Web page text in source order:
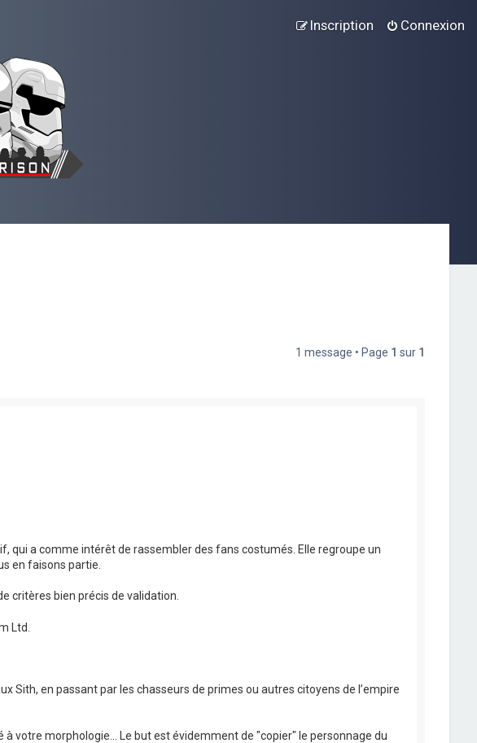
Connexion
Inscription
1 message • Page 1 sur 1
qui a comme intérêt de rassembler des fans costumés. Elle regroupe un
en faisons partie.
critères bien précis de validation.
Ltd.
Sith, en passant par les chasseurs de primes ou autres citoyens de l’empire
votre morphologie... Le but est évidemment de "copier" le personnage du